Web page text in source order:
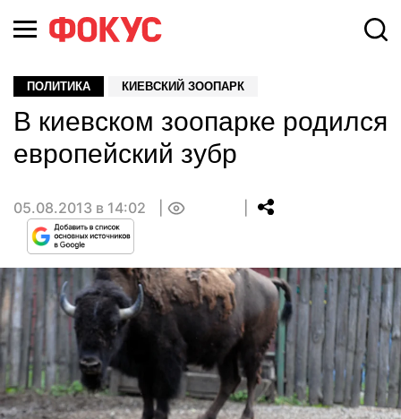
ПОЛИТИКА КИЕВСКИЙ ЗООПАРК
В киевском зоопарке родился
европейский зубр
05.08.2013 в 14:02